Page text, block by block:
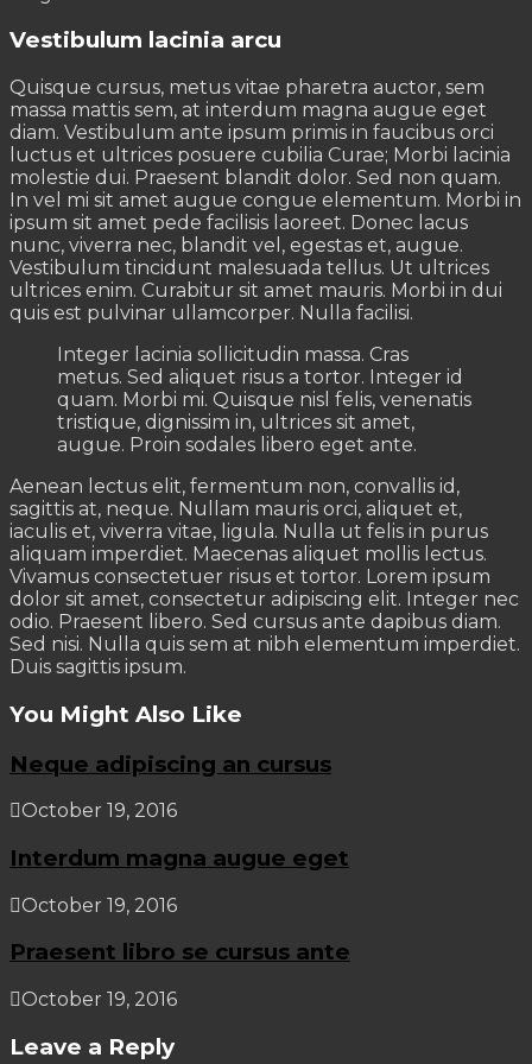
Vestibulum lacinia arcu
Quisque cursus, metus vitae pharetra auctor, sem
massa mattis sem, at interdum magna augue eget
diam. Vestibulum ante ipsum primis in faucibus orci
luctus et ultrices posuere cubilia Curae; Morbi lacinia
molestie dui. Praesent blandit dolor. Sed non quam.
In vel mi sit amet augue congue elementum. Morbi in
ipsum sit amet pede facilisis laoreet. Donec lacus
nunc, viverra nec, blandit vel, egestas et, augue.
Vestibulum tincidunt malesuada tellus. Ut ultrices
ultrices enim. Curabitur sit amet mauris. Morbi in dui
quis est pulvinar ullamcorper. Nulla facilisi.
Integer lacinia sollicitudin massa. Cras
metus. Sed aliquet risus a tortor. Integer id
quam. Morbi mi. Quisque nisl felis, venenatis
tristique, dignissim in, ultrices sit amet,
augue. Proin sodales libero eget ante.
Aenean lectus elit, fermentum non, convallis id,
sagittis at, neque. Nullam mauris orci, aliquet et,
iaculis et, viverra vitae, ligula. Nulla ut felis in purus
aliquam imperdiet. Maecenas aliquet mollis lectus.
Vivamus consectetuer risus et tortor. Lorem ipsum
dolor sit amet, consectetur adipiscing elit. Integer nec
odio. Praesent libero. Sed cursus ante dapibus diam.
Sed nisi. Nulla quis sem at nibh elementum imperdiet.
Duis sagittis ipsum.
You Might Also Like
Neque adipiscing an cursus
October 19, 2016
Interdum magna augue eget
October 19, 2016
Praesent libro se cursus ante
October 19, 2016
Leave a Reply